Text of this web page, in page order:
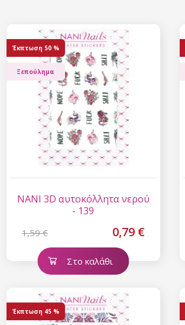
NANI 3D αυτοκόλλητα νερού
- 139
1,59 € 0,79 €
Έκπτωση 50 %
Ξεπούλημα
Στο καλάθι
Έκπτωση 45 %